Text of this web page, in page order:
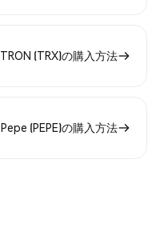
TRON (TRX)の購入方法
Pepe (PEPE)の購入方法